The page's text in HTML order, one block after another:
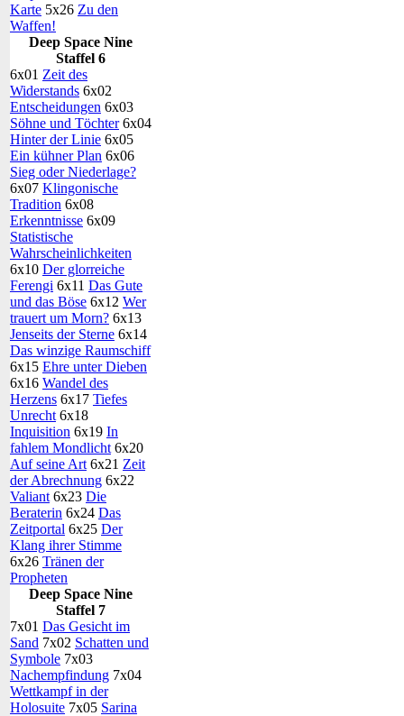
Karte 5x26 Zu den
Waffen!
Deep Space Nine
Staffel 6
6x01 Zeit des
Widerstands 6x02
Entscheidungen 6x03
Söhne und Töchter6x04
Hinter der Linie 6x05
Ein kühner Plan 6x06
Sieg oder Niederlage?
6x07 Klingonische
Tradition 6x08
Erkenntnisse 6x09
Statistische
Wahrscheinlichkeiten
6x10 Der glorreiche
Ferengi 6x11 Das Gute
und das Böse 6x12 Wer
trauert um Morn? 6x13
Jenseits der Sterne 6x14
Das winzige Raumschiff
6x15 Ehre unter Dieben
6x16 Wandel des
Herzens 6x17 Tiefes
Unrecht 6x18
Inquisition 6x19 In
fahlem Mondlicht 6x20
Auf seine Art 6x21 Zeit
der Abrechnung 6x22
Valiant 6x23 Die
Beraterin 6x24 Das
Zeitportal 6x25 Der
Klang ihrer Stimme
6x26 Tränen der
Propheten
Deep Space Nine
Staffel 7
7x01 Das Gesicht im
Sand 7x02 Schatten und
Symbole 7x03
Nachempfindung 7x04
Wettkampf in der
Holosuite 7x05 Sarina